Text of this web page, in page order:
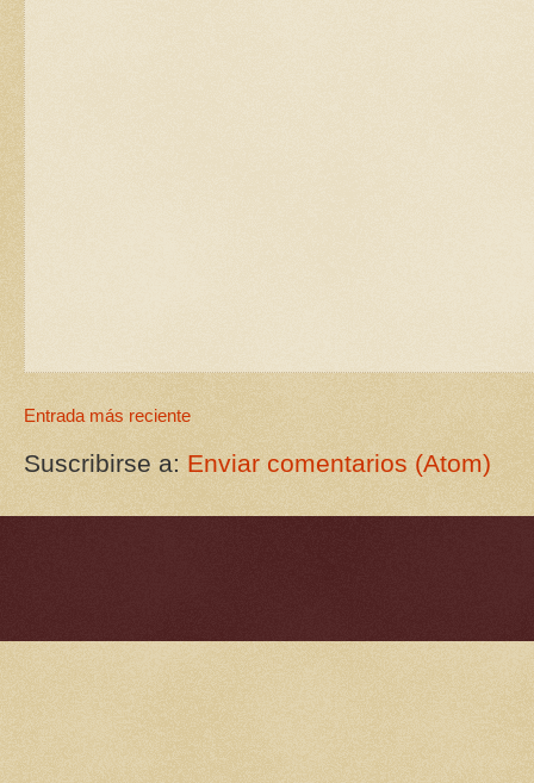
Entrada más reciente
Suscribirse a: Enviar comentarios (Atom)